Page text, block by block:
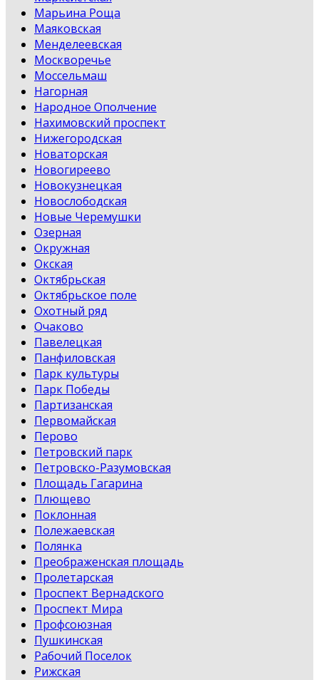
Марьина Роща
Маяковская
Менделеевская
Москворечье
Моссельмаш
Нагорная
Народное Ополчение
Нахимовский проспект
Нижегородская
Новаторская
Новогиреево
Новокузнецкая
Новослободская
Новые Черемушки
Озерная
Окружная
Окская
Октябрьская
Октябрьское поле
Охотный ряд
Очаково
Павелецкая
Панфиловская
Парк культуры
Парк Победы
Партизанская
Первомайская
Перово
Петровский парк
Петровско-Разумовская
Площадь Гагарина
Плющево
Поклонная
Полежаевская
Полянка
Преображенская площадь
Пролетарская
Проспект Вернадского
Проспект Мира
Профсоюзная
Пушкинская
Рабочий Поселок
Рижская